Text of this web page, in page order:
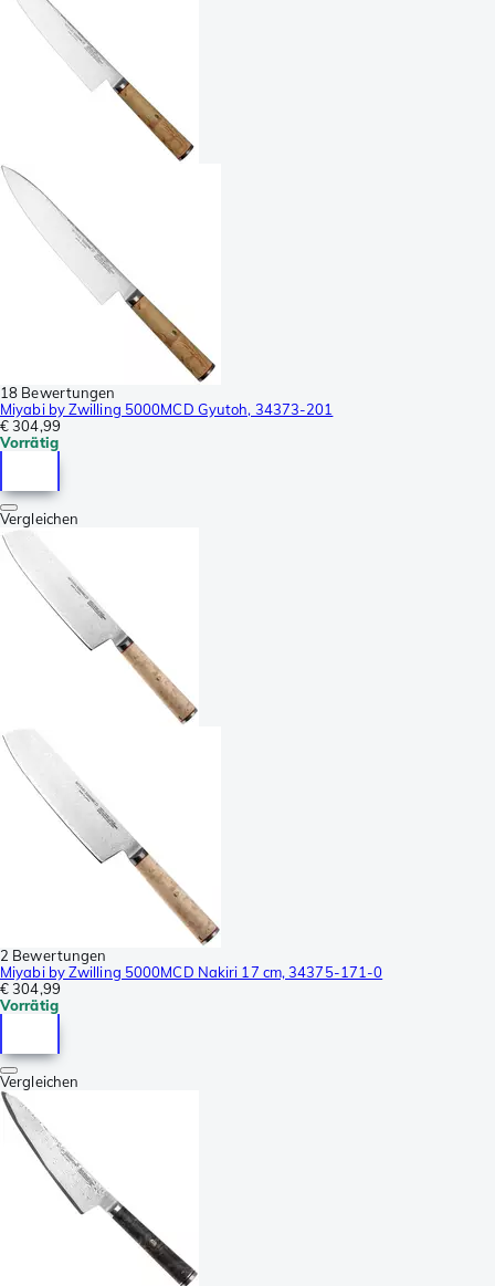
18 Bewertungen
Miyabi by Zwilling 5000MCD Gyutoh, 34373-201
€ 304,99
Vorrätig
Vergleichen
2 Bewertungen
Miyabi by Zwilling 5000MCD Nakiri 17 cm, 34375-171-0
€ 304,99
Vorrätig
Vergleichen